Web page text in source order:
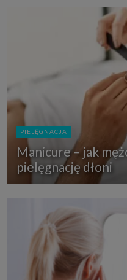
PIELĘGNACJA
Manicure – jak
pielęgnację dłoni